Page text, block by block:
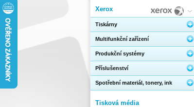
Xerox
Tiskárny
Multifunkční zařízení
Produkční systémy
Příslušenství
Spotřební materiál, tonery, ink
Tisková média